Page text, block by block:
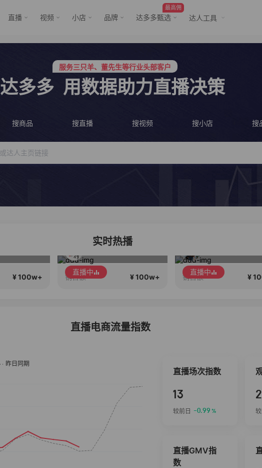
直播 视频 小店 品牌
最高佣
达多多甄选 达人工具
行业价格屠夫，年卡会员低至798/年
服务三只羊、董先生等行业头部客户
达多多 用数据助力直播决策
搜商品 搜直播 搜视频 搜小店 搜
实时热播
¥ 100w+
直播中
销售额 ¥ 100w+ 销售额 ¥
直播电商流量指数
直播场次指数
13
较前日 -0.99 %
直播GMV指
数